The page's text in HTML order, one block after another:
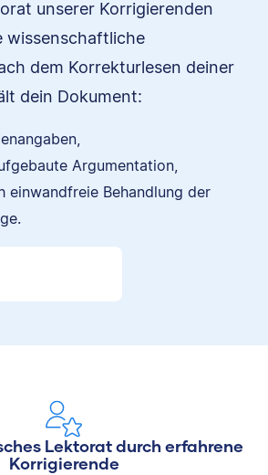
unserer Korrigierenden
wissenschaftliche
dem Korrekturlesen deiner
dein Dokument:
Argumentation,
einwandfreie Behandlung der
Lektorat durch erfahrene
Korrigierende